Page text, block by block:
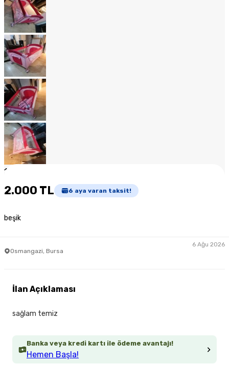
1
2.000 TL 6 aya varan taksit!
beşik
Osmangazi, Bursa
6 Ağu 2026
Banka veya kredi kartı ile ödeme avantajı!
Hemen Başla!
İlan Açıklaması
sağlam temiz